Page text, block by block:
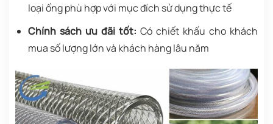
loại ống phù hợp với mục đích sử dụng thực tế
Chính sách ưu đãi tốt: Có chiết khấu cho khách
mua số lượng lớn và khách hàng lâu năm